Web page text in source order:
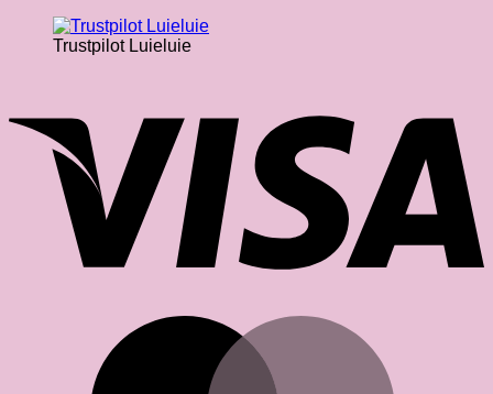
Trustpilot Luieluie